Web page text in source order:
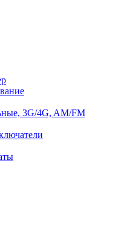
3G/4G, AM/FM